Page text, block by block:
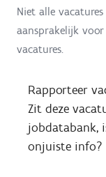
Niet alle
aansprakelijk
vacatures.
Rapporteer
Zit deze
jobdatabank,
onjuiste info?